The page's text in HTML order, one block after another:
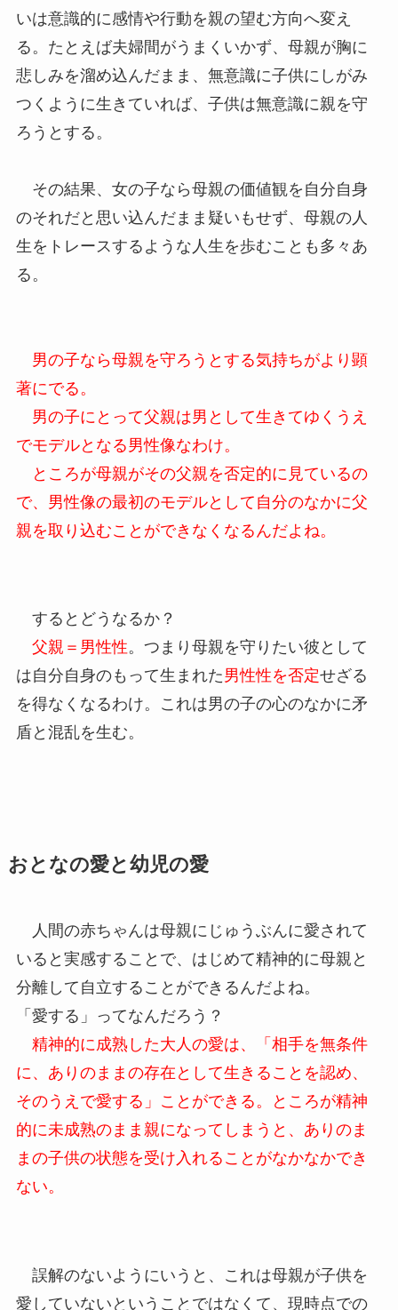
いは意識的に感情や行動を親の望む方向へ変え
る。たとえば夫婦間がうまくいかず、母親が胸に
悲しみを溜め込んだまま、無意識に子供にしがみ
つくように生きていれば、子供は無意識に親を守
ろうとする。
その結果、女の子なら母親の価値観を自分自身
のそれだと思い込んだまま疑いもせず、母親の人
生をトレースするような人生を歩むことも多々あ
る。
男の子なら母親を守ろうとする気持ちがより顕
著にでる。
男の子にとって父親は男として生きてゆくうえ
でモデルとなる男性像なわけ。
ところが母親がその父親を否定的に見ているの
で、男性像の最初のモデルとして自分のなかに父
親を取り込むことができなくなるんだよね。
するとどうなるか？
父親＝男性性。つまり母親を守りたい彼として
は自分自身のもって生まれた男性性を否定せざる
を得なくなるわけ。これは男の子の心のなかに矛
盾と混乱を生む。
おとなの愛と幼児の愛
人間の赤ちゃんは母親にじゅうぶんに愛されて
いると実感することで、はじめて精神的に母親と
分離して自立することができるんだよね。
「愛する」ってなんだろう？
精神的に成熟した大人の愛は、「相手を無条件
に、ありのままの存在として生きることを認め、
そのうえで愛する」ことができる。ところが精神
的に未成熟のまま親になってしまうと、ありのま
まの子供の状態を受け入れることがなかなかでき
ない。
誤解のないようにいうと、これは母親が子供を
愛していないということではなくて、現時点での